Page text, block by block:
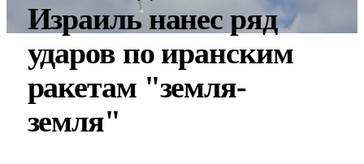
Израиль нанес ряд
ударов по иранским
ракетам "земля-
земля"